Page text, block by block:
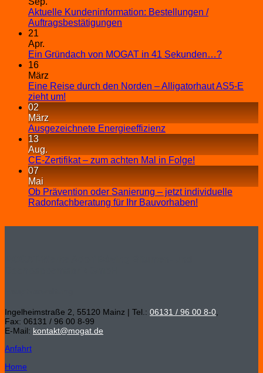
Aktuelle Kundeninformation: Bestellungen /
Auftragsbestätigungen
21
Apr.
Ein Gründach von MOGAT in 41 Sekunden…?
16
März
Eine Reise durch den Norden – Alligatorhaut AS5-E
zieht um!
02
März
Ausgezeichnete Energieeffizienz
13
Aug.
CE-Zertifikat – zum achten Mal in Folge!
07
Mai
Ob Prävention oder Sanierung – jetzt individuelle
Radonfachberatung für Ihr Bauvorhaben!
Ingelheimstraße 2, 55120 Mainz | Tel.: 06131 / 96 00 8-0
Fax: 06131 / 96 00 8-99
E-Mail: kontakt@mogat.de
Anfahrt
Home